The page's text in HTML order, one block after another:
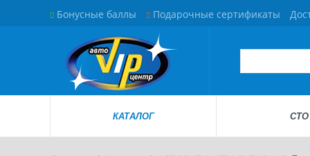
Бонусные баллы Подарочные сертификаты
КАТАЛОГ СТО